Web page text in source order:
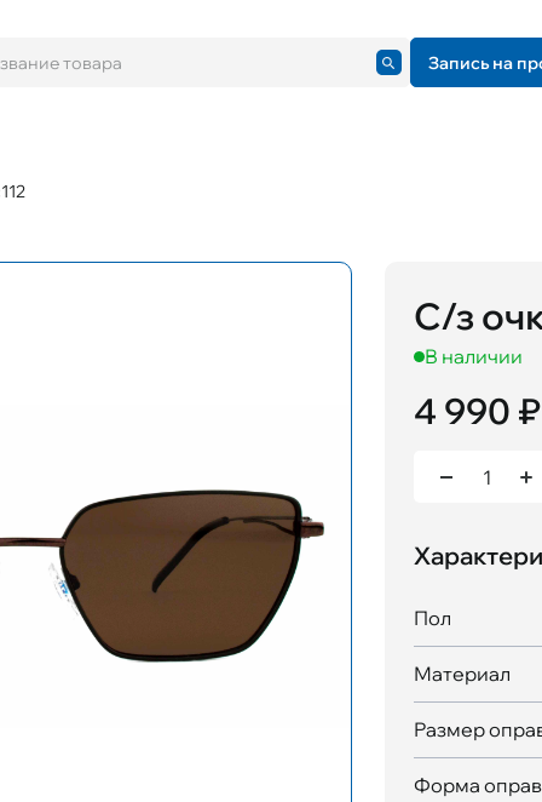
Запись на
С/з
В наличии
4 990 ₽
Пол
Материал
Размер
Форма